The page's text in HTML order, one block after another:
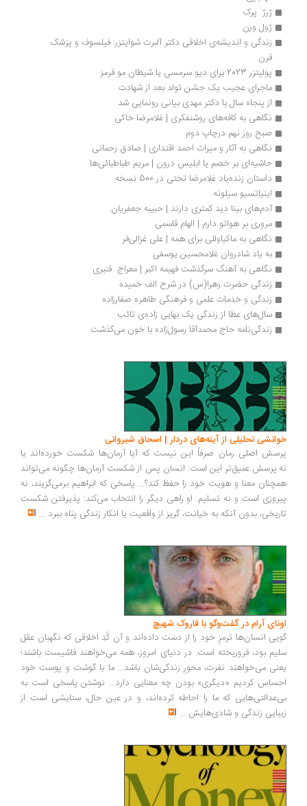
ژرژ  پرک
ژول ورن
زندگی و اندیشه‌ی اخلاقی دکتر آلبرت شوایتزر: فیلسوف و پزشک
پولیتزر 2023 برای دیو سرمسی یا شیطان مو قرمز
ماجرای عجیب یک جشن تولد بعد از شهادت
از پنجاه سال با دکتر مهدی بیانی رونمایی شد
نگاهی به کافه‌های روشنفکری | غلامرضا خاکی
صبح روز نهم درچاپ دوم
نگاهی به آثار و میراث احمد اقتداری | صادق رحمانی
حاشیه‌ای بر خصم یا ابلیس درون | مریم طباطبائی‌ها
داستان زنده‌یاد غلامرضا تختی در 500 نسخه
اینیاتسیو سیلونه
آدم‌های بینا دید کمتری دارند | حبیبه جعفریان
مروری بر هواتو دارم | الهام قاسمی
نگاهی به ماکیاوللی برای همه | علی غزالی‌فر
به یاد شادروان غلامحسین یوسفی
نگاهی به آهنگ سرگذشت فهیمه اکبر | معراج  قنبری
زندگی حضرت زهرا(س) در شرح الف خمیده
زندگی و خدمات علمی و فرهنگی طاهره صفارزاده
سال‌های عطا از زندگی یک بهایی زاده‌ی تائب
زندگی‌نامه حاج محمدآقا رسول‌زاده با خون می‌گذشت
تحلیلی از آینه‌های دردار | اسحاق شیروانی
اصلی رمان صرفاً این نیست که آیا آرمان‌ها شکست خورده‌اند یا
عمیق‌تر این است: انسان پس از شکست آرمان‌ها چگونه می‌تواند
معنا و هویت خود را حفظ کند؟... پاسخی که ابراهیم برمی‌گزیند، نه
است و نه تسلیم. او راهی دیگر را انتخاب می‌کند: پذیرفتن شکست
بدون آنکه به خیانت، گریز از واقعیت یا انکار زندگی پناه ببرد...
آرام در گفت‌وگو با فاروک شهیچ‭
انسان‌ها ترمزِ خود را از دست داده‌اند و آن کُدِ اخلاقی که نگهبان عقل
بود، فروریخته است. در دنیای امروز، همه می‌خواهند فاشیست باشند؛
می‌خواهند نفرت، محورِ زندگی‌شان باشد... ما با گوشت و پوست خود
کردیم «دیگری» بودن چه معنایی دارد... نوشتن پاسخی است به
که ما را احاطه کرده‌اند، و در عین حال، ستایشی است از
زندگی و شادی‌هایش...